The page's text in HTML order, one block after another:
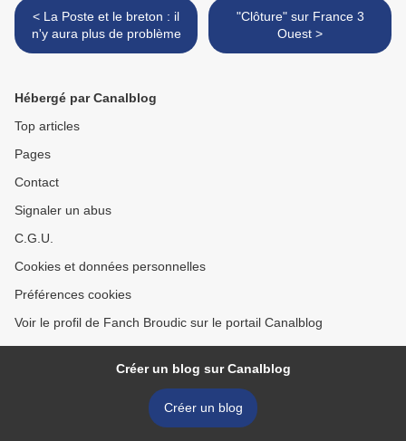
< La Poste et le breton : il
n'y aura plus de problème
"Clôture" sur France 3
Ouest >
Hébergé par Canalblog
Top articles
Pages
Contact
Signaler un abus
C.G.U.
Cookies et données personnelles
Préférences cookies
Voir le profil de Fanch Broudic sur le portail Canalblog
Créer un blog sur Canalblog
Créer un blog